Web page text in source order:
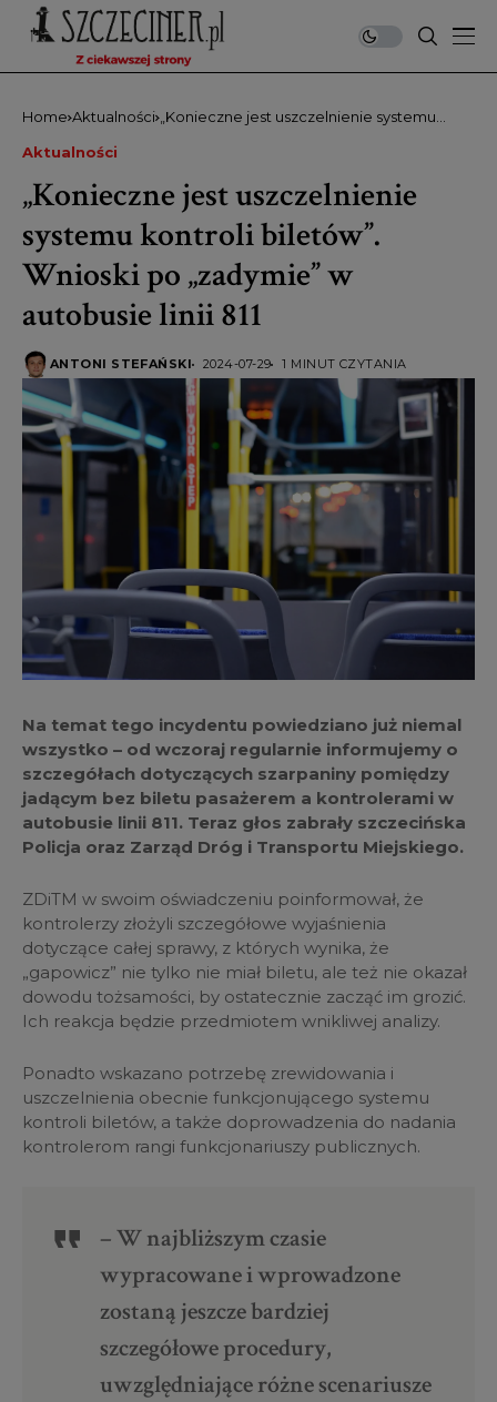
Home Aktualności
„Konieczne jest uszczelnienie systemu
Aktualności
„Konieczne jest uszczelnienie
systemu kontroli biletów”.
Wnioski po „zadymie” w
autobusie linii 811
ANTONI STEFAŃSKI 2024-07-29 1 MINUT CZYTANIA
Na temat tego incydentu powiedziano już niemal
wszystko – od wczoraj regularnie informujemy o
szczegółach dotyczących szarpaniny pomiędzy
jadącym bez biletu pasażerem a kontrolerami w
autobusie linii 811. Teraz głos zabrały szczecińska
Policja oraz Zarząd Dróg i Transportu Miejskiego.
ZDiTM w swoim oświadczeniu poinformował, że
kontrolerzy złożyli szczegółowe wyjaśnienia
dotyczące całej sprawy, z których wynika, że
„gapowicz” nie tylko nie miał biletu, ale też nie okazał
dowodu tożsamości, by ostatecznie zacząć im grozić.
Ich reakcja będzie przedmiotem wnikliwej analizy.
Ponadto wskazano potrzebę zrewidowania i
uszczelnienia obecnie funkcjonującego systemu
kontroli biletów, a także doprowadzenia do nadania
kontrolerom rangi funkcjonariuszy publicznych.
– W najbliższym czasie
wypracowane i wprowadzone
zostaną jeszcze bardziej
szczegółowe procedury,
uwzględniające różne scenariusze